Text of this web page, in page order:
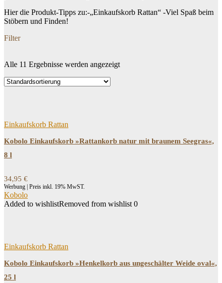
Hier die Produkt-Tipps zu:-„Einkaufskorb Rattan“ -Viel Spaß beim
Stöbern und Finden!
Filter
Dein Budget
Price filter
Alle 11 Ergebnisse werden angezeigt
Einkaufskorb Rattan
Kobolo Einkaufskorb »Rattankorb natur mit braunem Seegras«,
8 l
34,95 €
Werbung | Preis inkl. 19% MwST.
Kobolo
Added to wishlistRemoved from wishlist 0
Einkaufskorb Rattan
Kobolo Einkaufskorb »Henkelkorb aus ungeschälter Weide oval«,
25 l